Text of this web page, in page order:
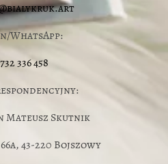
WhatsApp:
336 458
Mateusz Skutnik
43-220 Bojszowy